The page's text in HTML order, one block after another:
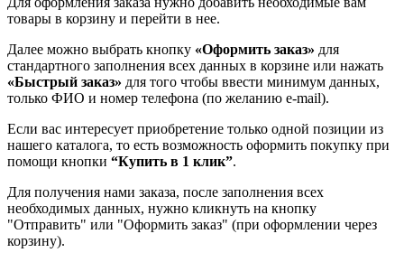
товары в корзину и перейти в нее.
Далее можно выбрать кнопку «Оформить заказ» для
стандартного заполнения всех данных в корзине или нажать
«Быстрый заказ» для того чтобы ввести минимум данных,
только ФИО и номер телефона (по желанию e-mail).
Если вас интересует приобретение только одной позиции из
нашего каталога, то есть возможность оформить покупку при
помощи кнопки “Купить в 1 клик”.
Для получения нами заказа, после заполнения всех
необходимых данных, нужно кликнуть на кнопку
"Отправить" или "Оформить заказ" (при оформлении через
корзину).